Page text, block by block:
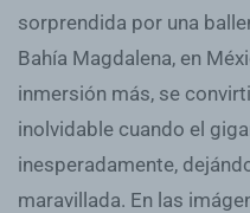
sorprendida por una
Bahía Magdalena, en
inmersión más, se
inolvidable cuando el
inesperadamente,
maravillada. En las